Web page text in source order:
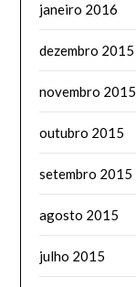
janeiro 2016
dezembro 2015
novembro 2015
outubro 2015
setembro 2015
agosto 2015
julho 2015